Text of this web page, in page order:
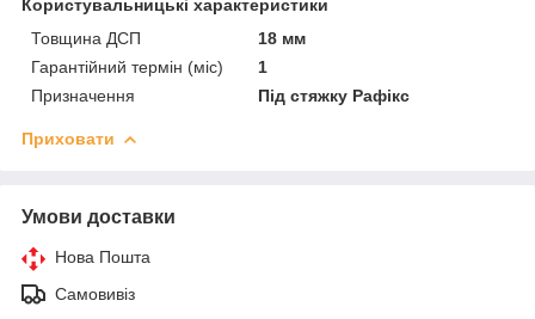
Користувальницькі характеристики
Товщина ДСП
18 мм
Гарантійний термін (міс)
1
Призначення
Під стяжку Рафікс
Приховати
Умови доставки
Нова Пошта
Самовивіз